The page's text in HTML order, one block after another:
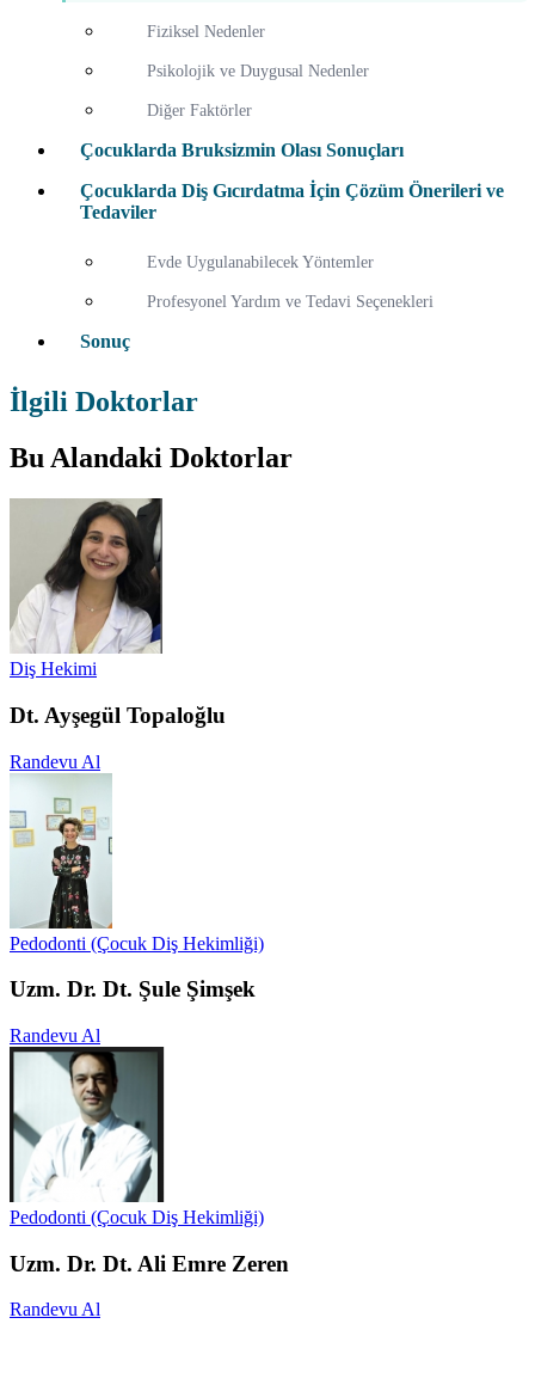
Fiziksel Nedenler
Psikolojik ve Duygusal Nedenler
Diğer Faktörler
Çocuklarda Bruksizmin Olası Sonuçları
Çocuklarda Diş Gıcırdatma İçin Çözüm Önerileri ve
Tedaviler
Evde Uygulanabilecek Yöntemler
Profesyonel Yardım ve Tedavi Seçenekleri
Sonuç
İlgili Doktorlar
Bu Alandaki Doktorlar
Diş Hekimi
Dt. Ayşegül Topaloğlu
Randevu Al
Pedodonti (Çocuk Diş Hekimliği)
Uzm. Dr. Dt. Şule Şimşek
Randevu Al
Pedodonti (Çocuk Diş Hekimliği)
Uzm. Dr. Dt. Ali Emre Zeren
Randevu Al